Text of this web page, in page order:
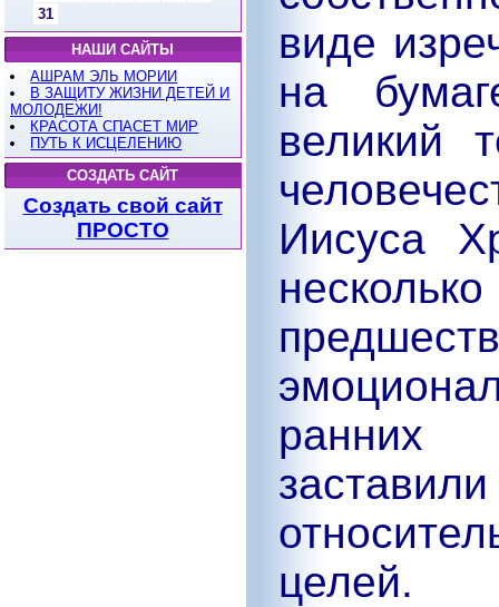
31
НАШИ САЙТЫ
АШРАМ ЭЛЬ МОРИИ
В ЗАЩИТУ ЖИЗНИ ДЕТЕЙ И
МОЛОДЕЖИ!
КРАСОТА СПАСЕТ МИР
ПУТЬ К ИСЦЕЛЕНИЮ
СОЗДАТЬ САЙТ
Создать свой сайт
ПРОСТО
виде
на
великий
Иисуса
ранних
целей.